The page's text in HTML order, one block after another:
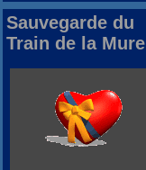
Sauvegarde du
Train de la Mure